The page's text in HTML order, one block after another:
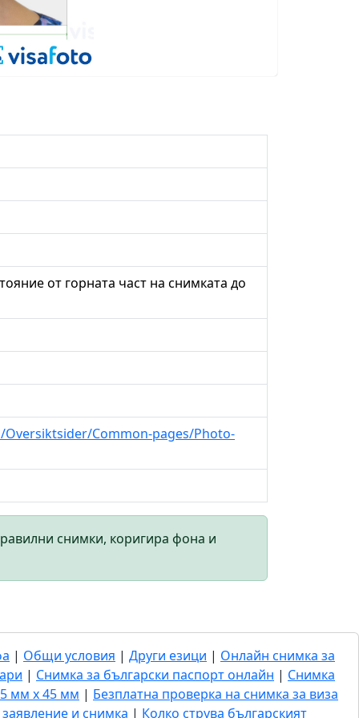
от горната част на снимката до
Common-pages/Photo-
снимки, коригира фона и
| Общи условия | Други езици | Онлайн снимка за
| Снимка за български паспорт онлайн | Снимка
мм x 45 мм | Безплатна проверка на снимка за виза
и снимка | Колко струва българският